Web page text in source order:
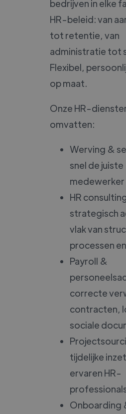
bedrijven in elke
HR-beleid: van
tot retentie, van
administratie tot
Flexibel,
op maat.
Onze HR-
omvatten:
Werving &
snel de juiste
medewerker
HR
strategisch
vlak van
processen
Payroll &
correcte
contracten,
sociale
tijdelijke
ervaren HR-
Onboarding